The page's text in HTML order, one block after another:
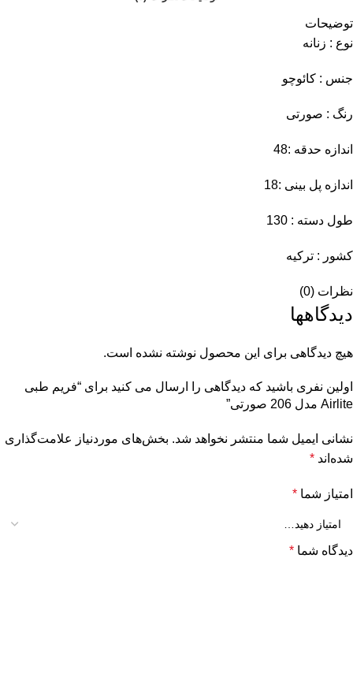
توضیحات
نوع : زنانه
جنس : کائوچو
رنگ : صورتی
اندازه حدقه :48
اندازه پل بینی :18
طول دسته : 130
کشور : ترکیه
نظرات (0)
دیدگاهها
هیچ دیدگاهی برای این محصول نوشته نشده است.
اولین نفری باشید که دیدگاهی را ارسال می کنید برای “فریم طبی
Airlite مدل 206 صورتی”
نشانی ایمیل شما منتشر نخواهد شد. بخش‌های موردنیاز علامت‌گذاری
شده‌اند *
امتیاز شما *
دیدگاه شما *